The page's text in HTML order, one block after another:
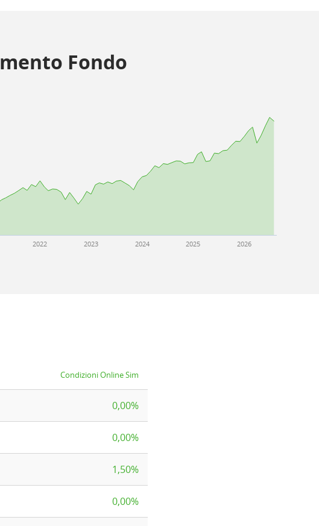
Fondo
2022 2023 2024 2025 2026
Condizioni Online Sim
0,00%
0,00%
1,50%
0,00%